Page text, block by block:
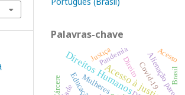
Palavras-chave
Acesso à justiça
Direitos Humanos
Mulheres Alienação parental
Educação
Direito
Pandemia
Covid-19 Brasil
Acesso
Cárcere
Justiça